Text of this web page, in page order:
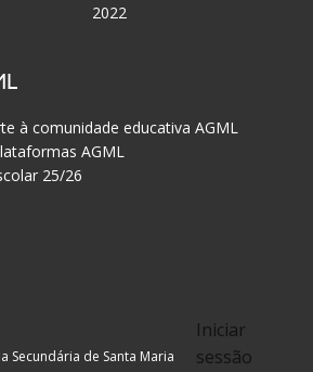
2022
à comunidade educativa AGML
AGML
25/26
Iniciar
sessão
Secundária de Santa Maria